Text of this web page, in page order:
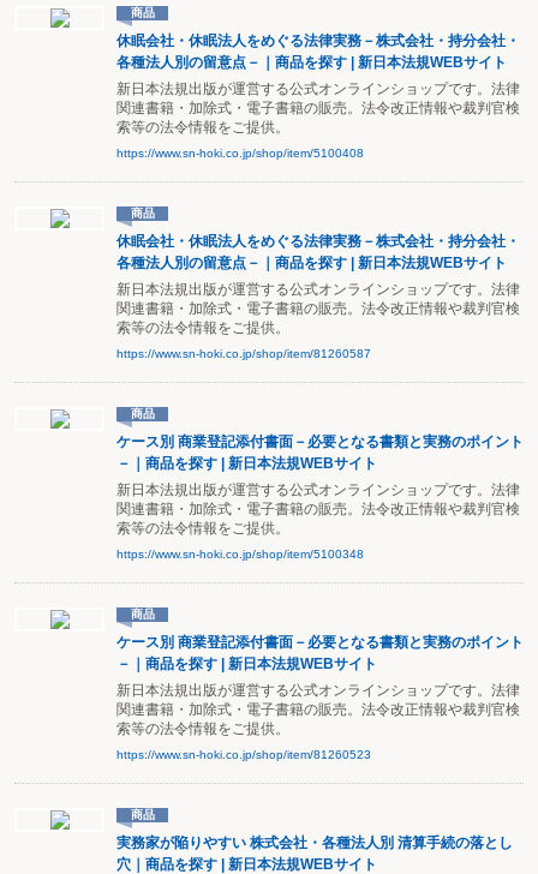
商品
休眠会社・休眠法人をめぐる法律実務－株式会社・持分会社・
各種法人別の留意点－｜商品を探す | 新日本法規WEBサイト
新日本法規出版が運営する公式オンラインショップです。法律
関連書籍・加除式・電子書籍の販売。法令改正情報や裁判官検
索等の法令情報をご提供。
https://www.sn-hoki.co.jp/shop/item/5100408
商品
休眠会社・休眠法人をめぐる法律実務－株式会社・持分会社・
各種法人別の留意点－｜商品を探す | 新日本法規WEBサイト
新日本法規出版が運営する公式オンラインショップです。法律
関連書籍・加除式・電子書籍の販売。法令改正情報や裁判官検
索等の法令情報をご提供。
https://www.sn-hoki.co.jp/shop/item/81260587
商品
ケース別 商業登記添付書面－必要となる書類と実務のポイント
－｜商品を探す | 新日本法規WEBサイト
新日本法規出版が運営する公式オンラインショップです。法律
関連書籍・加除式・電子書籍の販売。法令改正情報や裁判官検
索等の法令情報をご提供。
https://www.sn-hoki.co.jp/shop/item/5100348
商品
ケース別 商業登記添付書面－必要となる書類と実務のポイント
－｜商品を探す | 新日本法規WEBサイト
新日本法規出版が運営する公式オンラインショップです。法律
関連書籍・加除式・電子書籍の販売。法令改正情報や裁判官検
索等の法令情報をご提供。
https://www.sn-hoki.co.jp/shop/item/81260523
商品
実務家が陥りやすい 株式会社・各種法人別 清算手続の落とし
穴｜商品を探す | 新日本法規WEBサイト